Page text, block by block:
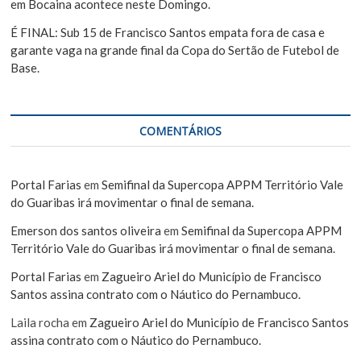
em Bocaina acontece neste Domingo.
É FINAL: Sub 15 de Francisco Santos empata fora de casa e
garante vaga na grande final da Copa do Sertão de Futebol de
Base.
COMENTÁRIOS
Portal Farias emSemifinal da Supercopa APPM Território Vale
do Guaribas irá movimentar o final de semana.
Emerson dos santos oliveira emSemifinal da Supercopa APPM
Território Vale do Guaribas irá movimentar o final de semana.
Portal Farias em Zagueiro Ariel do Município de Francisco
Santos assina contrato com o Náutico do Pernambuco.
Laila rocha em Zagueiro Ariel do Município de Francisco Santos
assina contrato com o Náutico do Pernambuco.